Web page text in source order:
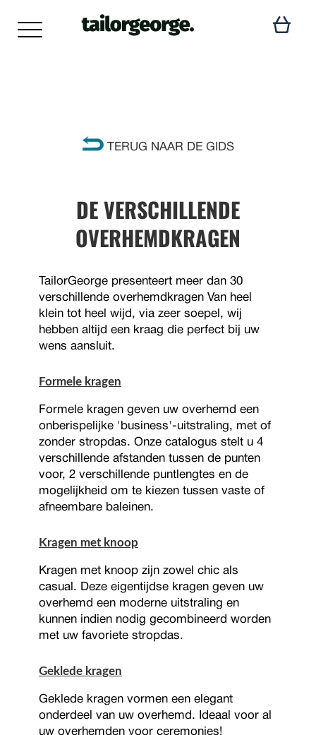
TERUG NAAR DE GIDS
DE VERSCHILLENDE
OVERHEMDKRAGEN
TailorGeorge presenteert meer dan 30
verschillende overhemdkragen Van heel
klein tot heel wijd, via zeer soepel, wij
hebben altijd een kraag die perfect bij uw
wens aansluit.
Formele kragen
Formele kragen geven uw overhemd een
onberispelijke 'business'-uitstraling, met of
zonder stropdas. Onze catalogus stelt u 4
verschillende afstanden tussen de punten
voor, 2 verschillende puntlengtes en de
mogelijkheid om te kiezen tussen vaste of
afneembare baleinen.
Kragen met knoop
Kragen met knoop zijn zowel chic als
casual. Deze eigentijdse kragen geven uw
overhemd een moderne uitstraling en
kunnen indien nodig gecombineerd worden
met uw favoriete stropdas.
Geklede kragen
Geklede kragen vormen een elegant
onderdeel van uw overhemd. Ideaal voor al
uw overhemden voor ceremonies!